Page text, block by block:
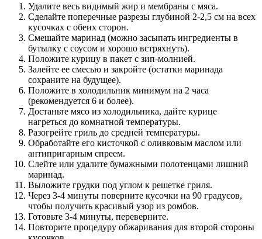
Удалите весь видимый жир и мембраны с мяса.
Сделайте поперечные разрезы глубиной 2-2,5 см на всех
кусочках с обеих сторон.
Смешайте маринад (можно засыпать ингредиенты в
бутылку с соусом и хорошо встряхнуть).
Положите курицу в пакет с зип-молнией.
Залейте ее смесью и закройте (остатки маринада
сохраните на будущее).
Положите в холодильник минимум на 2 часа
(рекомендуется 6 и более).
Достаньте мясо из холодильника, дайте курице
нагреться до комнатной температуры.
Разогрейте гриль до средней температуры.
Обработайте его кисточкой с оливковым маслом или
антипригарным спреем.
Слейте или удалите бумажными полотенцами лишний
маринад.
Выложите грудки под углом к решетке гриля.
Через 3-4 минуты поверните кусочки на 90 градусов,
чтобы получить красивый узор из ромбов.
Готовьте 3-4 минуты, переверните.
Повторите процедуру обжаривания для второй стороны